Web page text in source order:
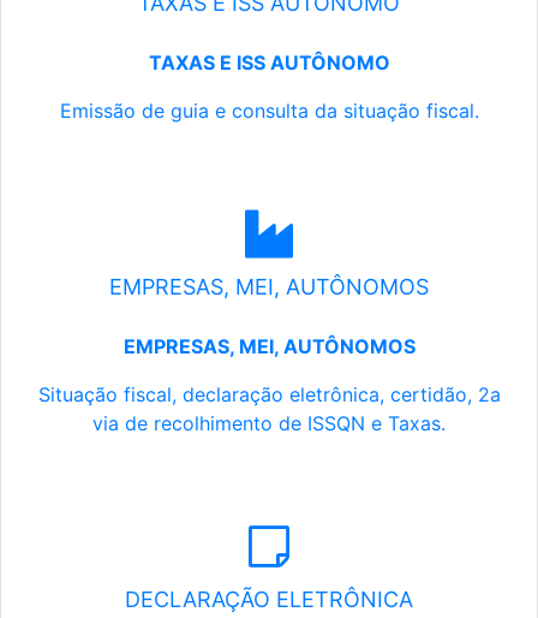
TAXAS E ISS AUTÔNOMO
Emissão de guia e consulta da situação fiscal.
EMPRESAS, MEI, AUTÔNOMOS
EMPRESAS, MEI, AUTÔNOMOS
Situação fiscal, declaração eletrônica, certidão, 2a
via de recolhimento de ISSQN e Taxas.
DECLARAÇÃO ELETRÔNICA